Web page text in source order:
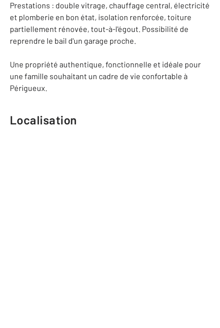
Prestations : double vitrage, chauffage central, électricité
et plomberie en bon état, isolation renforcée, toiture
partiellement rénovée, tout-à-l'égout. Possibilité de
reprendre le bail d'un garage proche.
Une propriété authentique, fonctionnelle et idéale pour
une famille souhaitant un cadre de vie confortable à
Périgueux.
Localisation